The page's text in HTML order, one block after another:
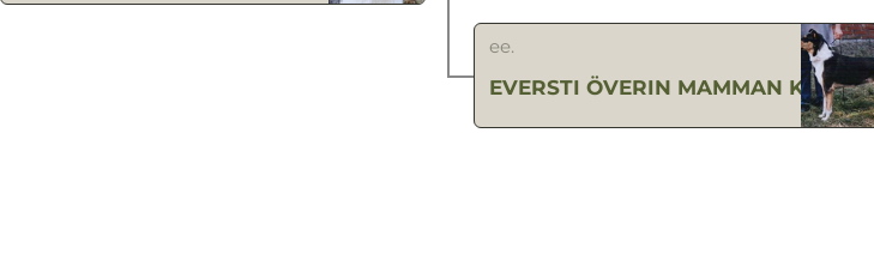
ee.
EVERSTI ÖVERIN MAMMAN KANELI